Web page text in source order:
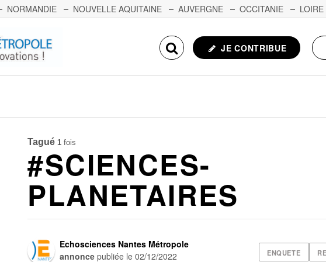
NORMANDIE NOUVELLE AQUITAINE AUVERGNE OCCITANIE LOIRE
JE CONTRIBUE
Tagué 1 fois
#SCIENCES-
PLANETAIRES
ENQUETE
Echosciences Nantes Métropole
annonce publiée le02/12/2022